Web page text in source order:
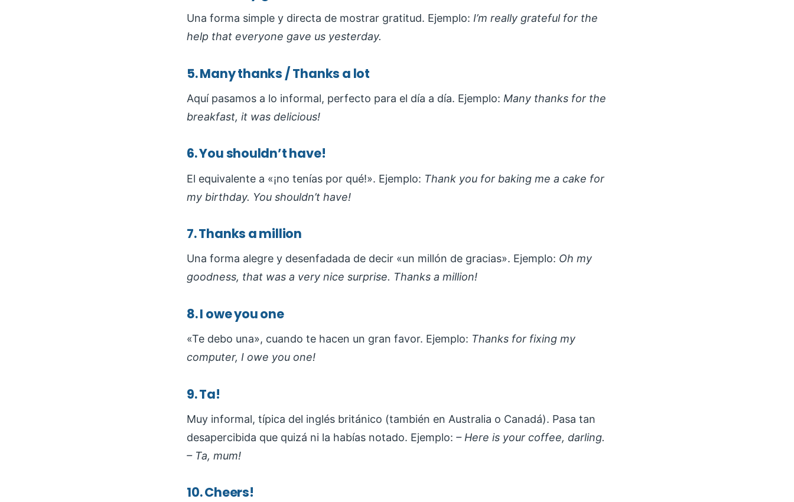
Una forma simple y directa de mostrar gratitud. Ejemplo: I’m really grateful for the
help that everyone gave us yesterday.
5. Many thanks / Thanks a lot
Aquí pasamos a lo informal, perfecto para el día a día. Ejemplo: Many thanks for the
breakfast, it was delicious!
6. You shouldn’t have!
El equivalente a «¡no tenías por qué!». Ejemplo: Thank you for baking me a cake for
my birthday. You shouldn’t have!
7. Thanks a million
Una forma alegre y desenfadada de decir «un millón de gracias». Ejemplo: Oh my
goodness, that was a very nice surprise. Thanks a million!
8. I owe you one
«Te debo una», cuando te hacen un gran favor. Ejemplo: Thanks for fixing my
computer, I owe you one!
9. Ta!
Muy informal, típica del inglés británico (también en Australia o Canadá). Pasa tan
desapercibida que quizá ni la habías notado. Ejemplo: – Here is your coffee, darling.
– Ta, mum!
10. Cheers!